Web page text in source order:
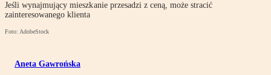
Jeśli wynajmujący mieszkanie przesadzi z ceną, może stracić
zainteresowanego klienta
Foto: AdobeStock
Aneta Gawrońska